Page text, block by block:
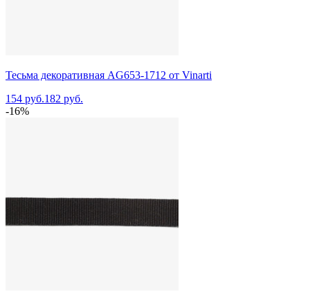
Тесьма декоративная AG653-1712 от Vinarti
154 руб.182 руб.
-16%